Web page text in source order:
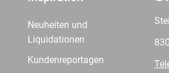
Neuheiten und
Liquidationen
Kundenreportagen